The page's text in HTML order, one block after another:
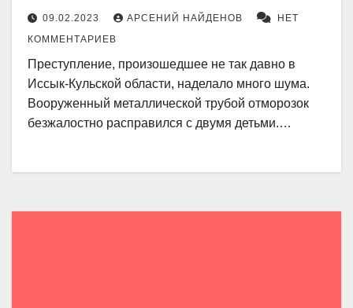
09.02.2023 АРСЕНИЙ НАЙДЕНОВ
НЕТ
КОММЕНТАРИЕВ
Преступление, произошедшее не так давно в
Иссык-Кульской области, наделало много шума.
Вооруженный металлической трубой отморозок
безжалостно расправился с двумя детьми.…